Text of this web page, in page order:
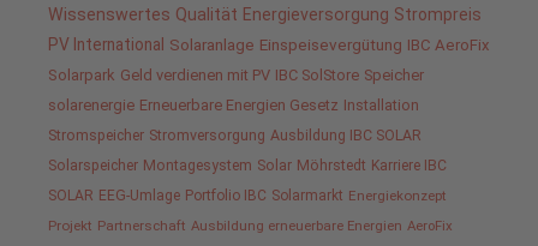
Wissenswertes Qualität Energieversorgung Strompreis
PV International Solaranlage Einspeisevergütung IBC AeroFix
Solarpark Geld verdienen mit PV IBC SolStore Speicher
solarenergie Erneuerbare Energien Gesetz Installation
Stromspeicher Stromversorgung Ausbildung IBC SOLAR
Solarspeicher Montagesystem Solar Möhrstedt Karriere IBC
SOLAR EEG-Umlage Portfolio IBC Solarmarkt Energiekonzept
Projekt Partnerschaft Ausbildung erneuerbare Energien AeroFix